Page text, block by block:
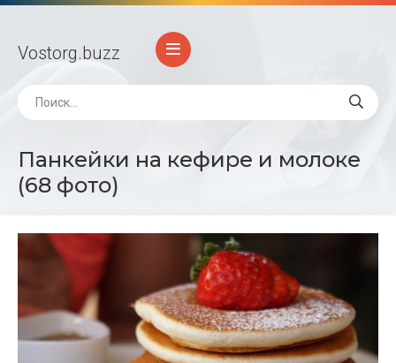
Vostorg.buzz
Панкейки на кефире и молоке
(68 фото)